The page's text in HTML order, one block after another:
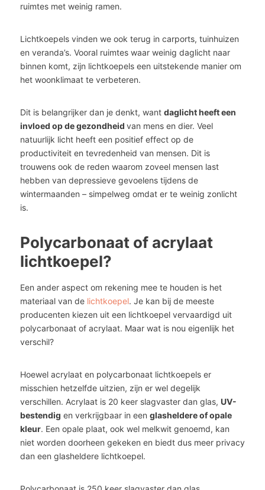
ruimtes met weinig ramen.
Lichtkoepels vinden we ook terug in carports, tuinhuizen
en veranda’s. Vooral ruimtes waar weinig daglicht naar
binnen komt, zijn lichtkoepels een uitstekende manier om
het woonklimaat te verbeteren.
Dit is belangrijker dan je denkt, want daglicht heeft een
invloed op de gezondheid van mens en dier. Veel
natuurlijk licht heeft een positief effect op de
productiviteit en tevredenheid van mensen. Dit is
trouwens ook de reden waarom zoveel mensen last
hebben van depressieve gevoelens tijdens de
wintermaanden – simpelweg omdat er te weinig zonlicht
is.
Polycarbonaat of acrylaat
lichtkoepel?
Een ander aspect om rekening mee te houden is het
materiaal van de lichtkoepel. Je kan bij de meeste
producenten kiezen uit een lichtkoepel vervaardigd uit
polycarbonaat of acrylaat. Maar wat is nou eigenlijk het
verschil?
Hoewel acrylaat en polycarbonaat lichtkoepels er
misschien hetzelfde uitzien, zijn er wel degelijk
verschillen. Acrylaat is 20 keer slagvaster dan glas, UV-
bestendig en verkrijgbaar in een glasheldere of opale
kleur. Een opale plaat, ook wel melkwit genoemd, kan
niet worden doorheen gekeken en biedt dus meer privacy
dan een glasheldere lichtkoepel.